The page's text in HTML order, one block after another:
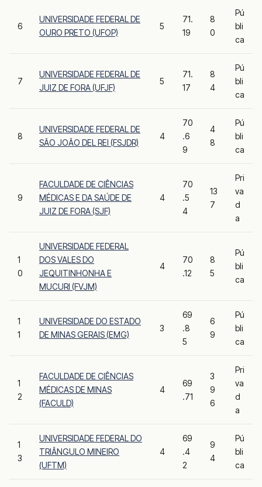
6
UNIVERSIDADE FEDERAL DE
OURO PRETO (UFOP)
5
71.
19
8
0
Pú
bli
ca
7
UNIVERSIDADE FEDERAL DE
JUIZ DE FORA (UFJF)
5
71.
17
8
4
Pú
bli
ca
8
UNIVERSIDADE FEDERAL DE
SÃO JOÃO DEL REI (FSJDR)
4
70
.6
9
4
8
Pú
bli
ca
9
FACULDADE DE CIÊNCIAS
MÉDICAS E DA SAÚDE DE
JUIZ DE FORA (SJF)
4
70
.5
4
13
7
Pri
va
d
a
1
0
UNIVERSIDADE FEDERAL
DOS VALES DO
JEQUITINHONHA E
MUCURI (FVJM)
4
70
.12
8
5
Pú
bli
ca
1
1
UNIVERSIDADE DO ESTADO
DE MINAS GERAIS (EMG)
3
69
.8
5
6
9
Pú
bli
ca
1
2
FACULDADE DE CIÊNCIAS
MÉDICAS DE MINAS
(FACULD)
4
69
.71
3
9
6
Pri
va
d
a
1
3
UNIVERSIDADE FEDERAL DO
TRIÂNGULO MINEIRO
(UFTM)
4
69
.4
2
9
4
Pú
bli
ca